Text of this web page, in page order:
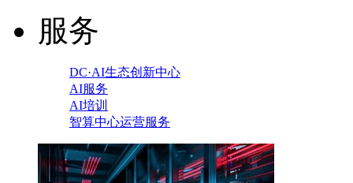
服务
DC·AI生态创新中心
AI服务
AI培训
智算中心运营服务